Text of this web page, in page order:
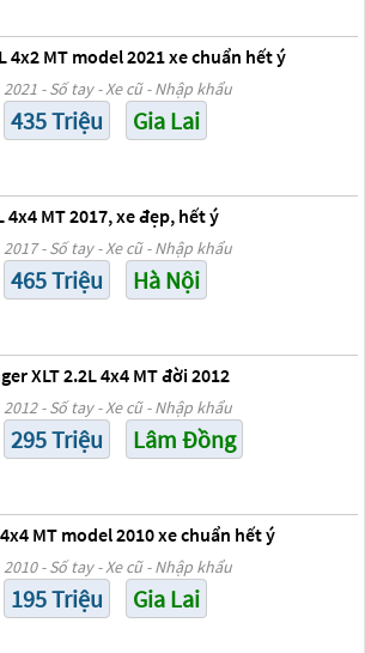
4x2 MT model 2021 xe chuẩn hết ý
2021 - Số tay - Xe cũ - Nhập khẩu
435 Triệu Gia Lai
4x4 MT 2017, xe đẹp, hết ý
2017 - Số tay - Xe cũ - Nhập khẩu
465 Triệu Hà Nội
XLT 2.2L 4x4 MT đời 2012
2012 - Số tay - Xe cũ - Nhập khẩu
295 Triệu Lâm Đồng
MT model 2010 xe chuẩn hết ý
2010 - Số tay - Xe cũ - Nhập khẩu
195 Triệu Gia Lai